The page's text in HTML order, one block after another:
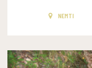
NEMTI